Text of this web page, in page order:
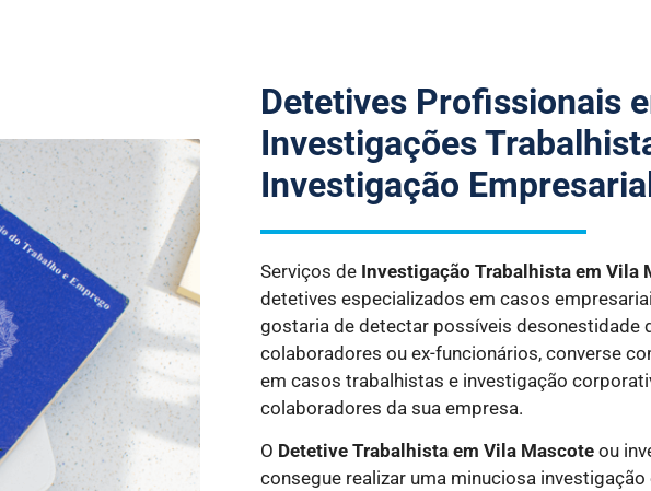
Detetives Profissionais
Investigações
Investigação Empresarial
Serviços de Investigação Trabalhistaem Vila
detetives especializados em casos
gostaria de detectar possíveis desonestidade
colaboradores ou ex-funcionários, converse
em casos trabalhistas e investigação
colaboradores da sua empresa.
O Detetive Trabalhistaem Vila Mascote ou
consegue realizar uma minuciosa